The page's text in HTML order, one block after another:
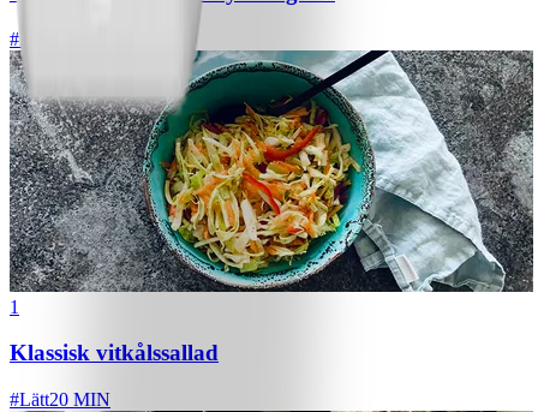
#Lätt
1
Klassisk vitkålssallad
#Lätt20 MIN